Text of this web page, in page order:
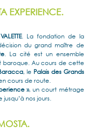
EXPERIENCE.
. La fondation de la
du grand maître de
. La cité est un ensemble
baroque. Au cours de cette
, le Palais des Grands
cours de route.
», un court métrage
nos jours.